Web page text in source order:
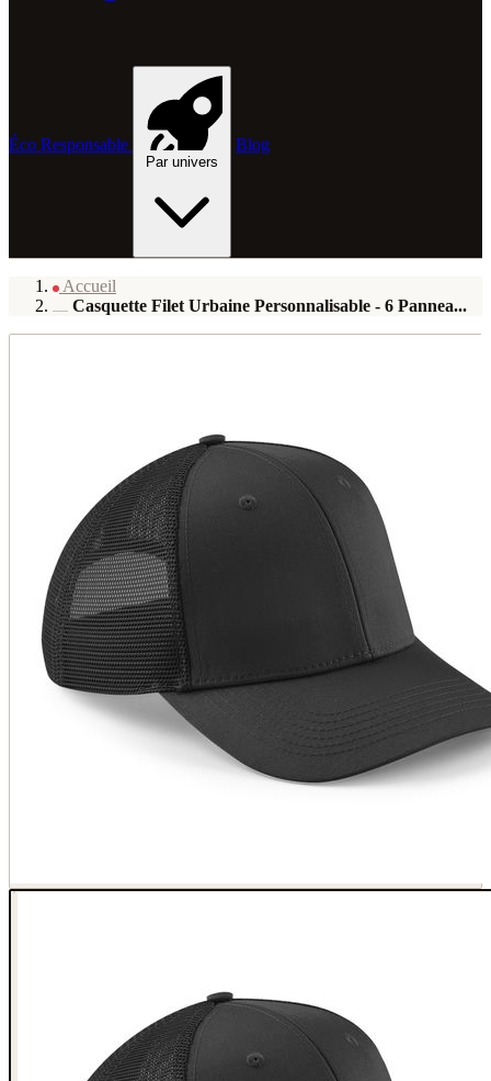
Éco Responsable
Par univers
Blog
Accueil
Casquette Filet Urbaine Personnalisable - 6 Pannea...